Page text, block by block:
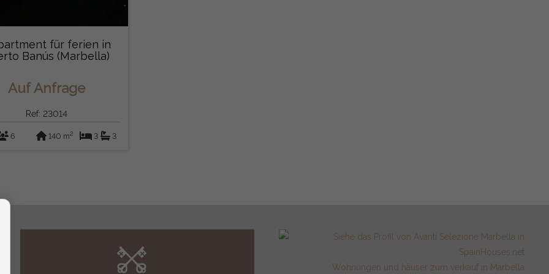
für ferien in
Banús (Marbella)
Auf Anfrage
Ref: 23014
6 140 m2 3 3
Wohnungen und häuser zum verkauf in Marbella